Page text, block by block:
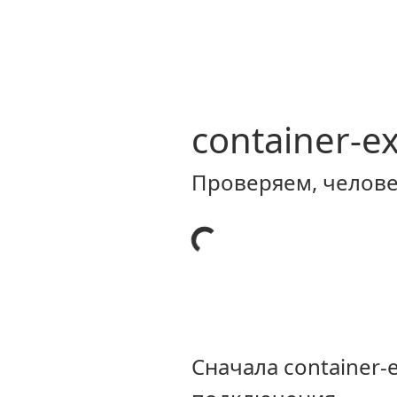
container-
Проверяем,
Сначала container-